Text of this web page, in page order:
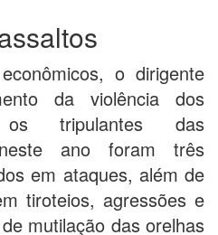
o dirigente
da violência dos
os tripulantes das
ano foram três
em ataques, além de
tiroteios, agressões e
mutilação das orelhas